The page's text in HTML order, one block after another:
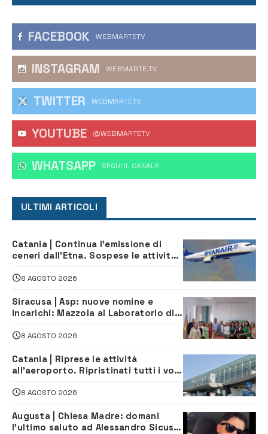
FACEBOOK WEBMARTETV
INSTAGRAM WEBMARTE.TV
TWITTER WEBMARTETV
YOUTUBE @WEBMARTETV
WHATSAPP ‎SEGUI IL CANALE
ULTIMI ARTICOLI
Catania | Continua l’emissione di
ceneri dall’Etna. Sospese le attività
8 AGOSTO 2026
Siracusa | Asp: nuove nomine e
incarichi: Mazzola al Laboratorio di
Servizio Legale
8 AGOSTO 2026
Catania | Riprese le attività
all’aeroporto. Ripristinati tutti i voli
8 AGOSTO 2026
Augusta | Chiesa Madre: domani
l’ultimo saluto ad Alessandro Sicuso,